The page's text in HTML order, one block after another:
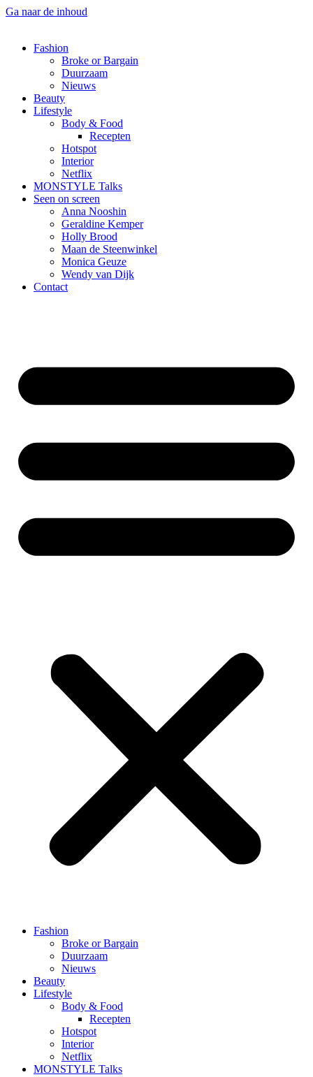
Ga naar de inhoud
Fashion
Broke or Bargain
Duurzaam
Nieuws
Beauty
Lifestyle
Body & Food
Recepten
Hotspot
Interior
Netflix
MONSTYLE Talks
Seen on screen
Anna Nooshin
Geraldine Kemper
Holly Brood
Maan de Steenwinkel
Monica Geuze
Wendy van Dijk
Contact
Fashion
Broke or Bargain
Duurzaam
Nieuws
Beauty
Lifestyle
Body & Food
Recepten
Hotspot
Interior
Netflix
MONSTYLE Talks